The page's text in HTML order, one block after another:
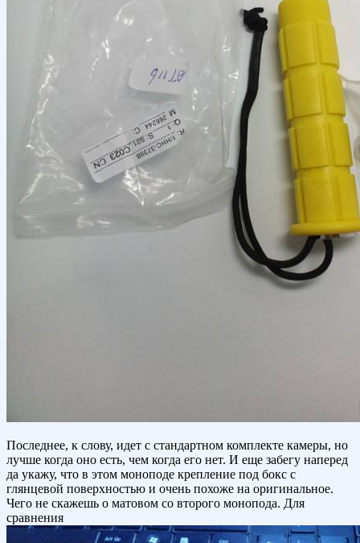
Последнее, к слову, идет с стандартном комплекте камеры, но
лучше когда оно есть, чем когда его нет. И еще забегу наперед
да укажу, что в этом моноподе крепление под бокс с
глянцевой поверхностью и очень похоже на оригинальное.
Чего не скажешь о матовом со второго монопода. Для
сравнения